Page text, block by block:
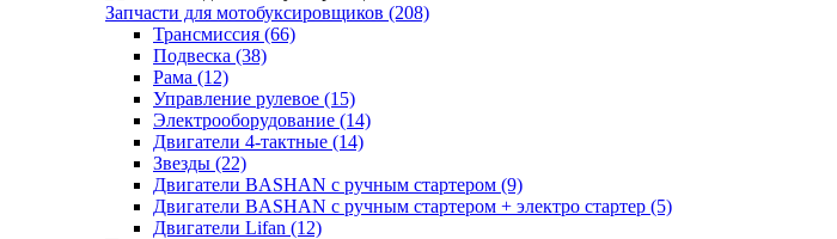
Запчасти для мотобуксировщиков (208)
Трансмиссия (66)
Подвеска (38)
Рама (12)
Управление рулевое (15)
Электрооборудование (14)
Двигатели 4-тактные (14)
Звезды (22)
Двигатели BASHAN с ручным стартером (9)
Двигатели BASHAN с ручным стартером + электро стартер (5)
Двигатели Lifan (12)